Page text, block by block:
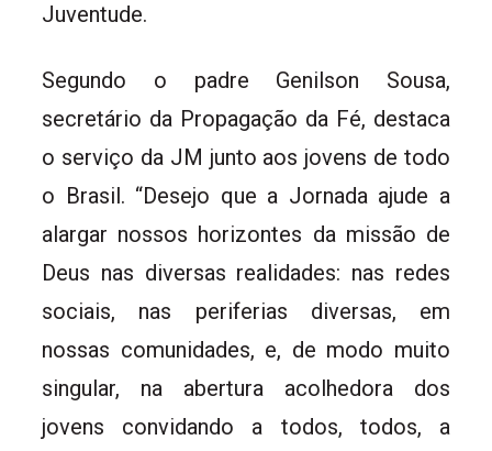
Juventude.
Segundo o padre Genilson Sousa,
secretário da Propagação da Fé, destaca
o serviço da JM junto aos jovens de todo
o Brasil. “Desejo que a Jornada ajude a
alargar nossos horizontes da missão de
Deus nas diversas realidades: nas redes
sociais, nas periferias diversas, em
nossas comunidades, e, de modo muito
singular, na abertura acolhedora dos
jovens convidando a todos, todos, a